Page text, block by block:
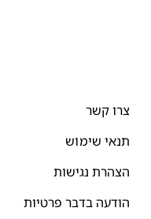
צרו קשר
תנאי שימוש
הצהרת נגישות
הודעה בדבר פרטיות